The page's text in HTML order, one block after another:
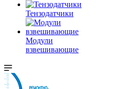
Тензодатчики
Модули
взвешивающие